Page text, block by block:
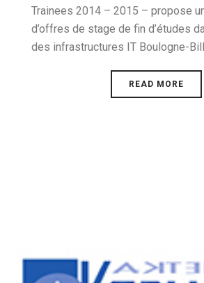
Trainees 2014 – 2015 – propose
d’offres de stage de fin d’études
des infrastructures IT Boulogne-
READ MORE